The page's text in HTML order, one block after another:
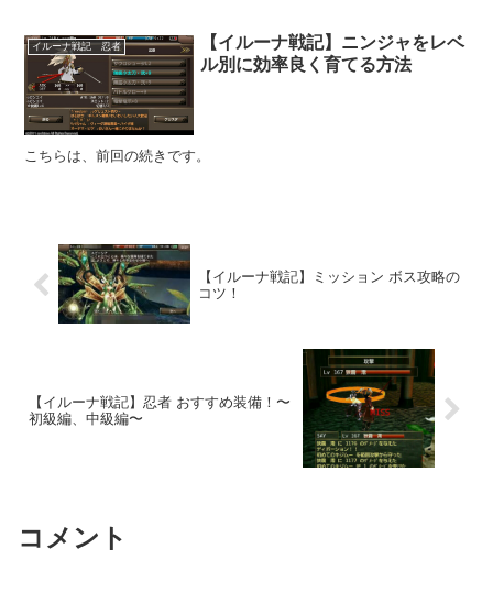
イルーナ戦記 忍者
【イルーナ戦記】ニンジャをレベ
ル別に効率良く育てる方法
こちらは、前回の続きです。
【イルーナ戦記】ミッション ボス攻略の
コツ！
【イルーナ戦記】忍者 おすすめ装備！〜
初級編、中級編〜
コメント